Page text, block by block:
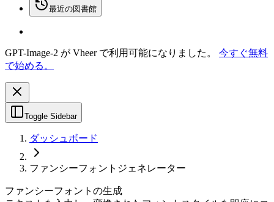
最近の図書館
GPT-Image-2 が Vheer で利用可能になりました。
今すぐ無料
で始める。
Toggle Sidebar
ダッシュボード
ファンシーフォントジェネレーター
ファンシーフォントの生成